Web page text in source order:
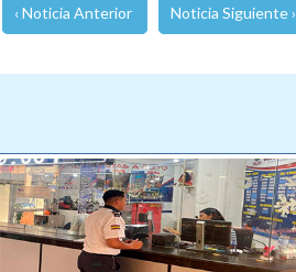
‹ Noticia Anterior Noticia Siguiente ›